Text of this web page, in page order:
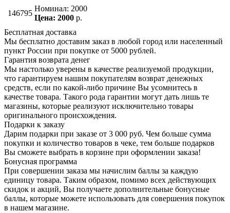
146795
Номинал: 2000
Цена: 2000 р.
Бесплатная доставка
Мы бесплатно доставим заказ в любой город или населенный
пункт России при покупке от 5000 рублей.
Гарантия возврата денег
Мы настолько уверены в качестве реализуемой продукции,
что гарантируем нашим покупателям возврат денежных
средств, если по какой-либо причине Вы усомнитесь в
качестве товара. Такого рода гарантии могут дать лишь те
магазины, которые реализуют исключительно товары
оригинального происхождения.
Подарки к заказу
Дарим подарки при заказе от 3 000 руб. Чем больше сумма
покупки и количество товаров в чеке, тем больше подарков
Вы сможете выбрать в корзине при оформлении заказа!
Бонусная программа
При совершении заказа мы начислим баллы за каждую
единицу товара. Таким образом, помимо всех действующих
скидок и акций, Вы получаете дополнительные бонусные
баллы, которые можете использовать для совершения покупок
в нашем магазине.